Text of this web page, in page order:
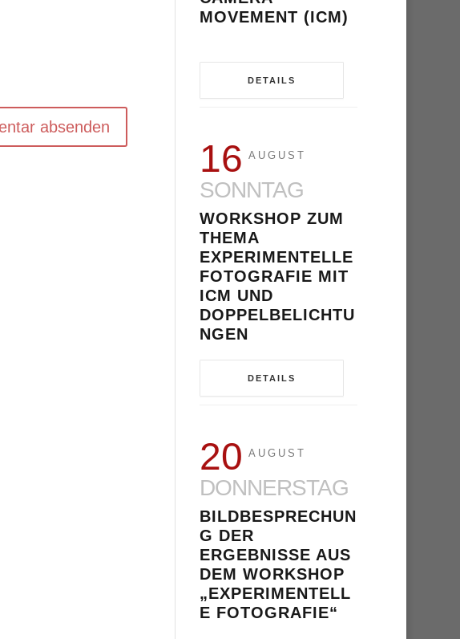
MOVEMENT (ICM)
DETAILS
16 AUGUST
SONNTAG
WORKSHOP ZUM
THEMA
EXPERIMENTELLE
FOTOGRAFIE MIT
ICM UND
DOPPELBELICHTU
NGEN
DETAILS
20 AUGUST
DONNERSTAG
BILDBESPRECHUN
G DER
ERGEBNISSE AUS
DEM WORKSHOP
„EXPERIMENTELL
E FOTOGRAFIE“